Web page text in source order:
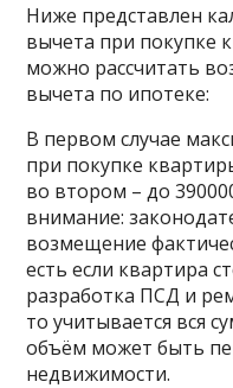
Ниже представлен
вычета при покупке
можно рассчитать
вычета по ипотеке:
В первом случае
при покупке
во втором – до
внимание:
возмещение
есть если квартира
разработка ПСД и
то учитывается вся
объём может быть
недвижимости.